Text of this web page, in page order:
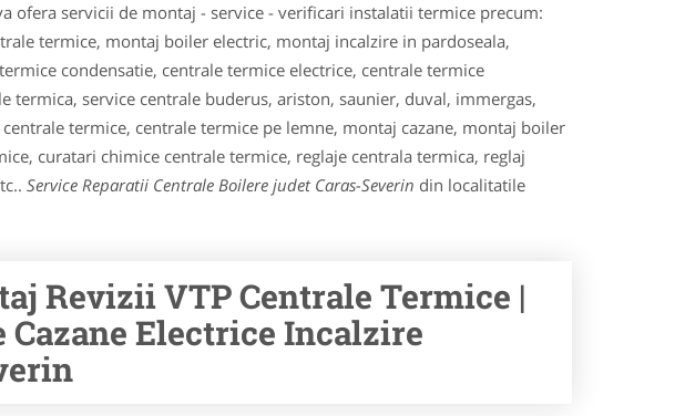
ofera servicii de montaj - service - verificari instalatii termice precum:
termice, montaj boiler electric, montaj incalzire in pardoseala,
condensatie, centrale termice electrice, centrale termice
service centrale buderus, ariston, saunier, duval, immergas,
termice, centrale termice pe lemne, montaj cazane, montaj boiler
curatari chimice centrale termice, reglaje centrala termica, reglaj
Service Reparatii Centrale Boilere judet Caras-Severin din localitatile
Revizii VTP Centrale Termice |
Electrice Incalzire